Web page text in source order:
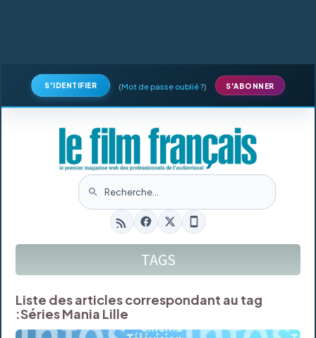
S'IDENTIFIER (Mot de passe oublié ?) S'ABONNER
TAGS
Liste des articles correspondant au tag
:Séries Mania Lille